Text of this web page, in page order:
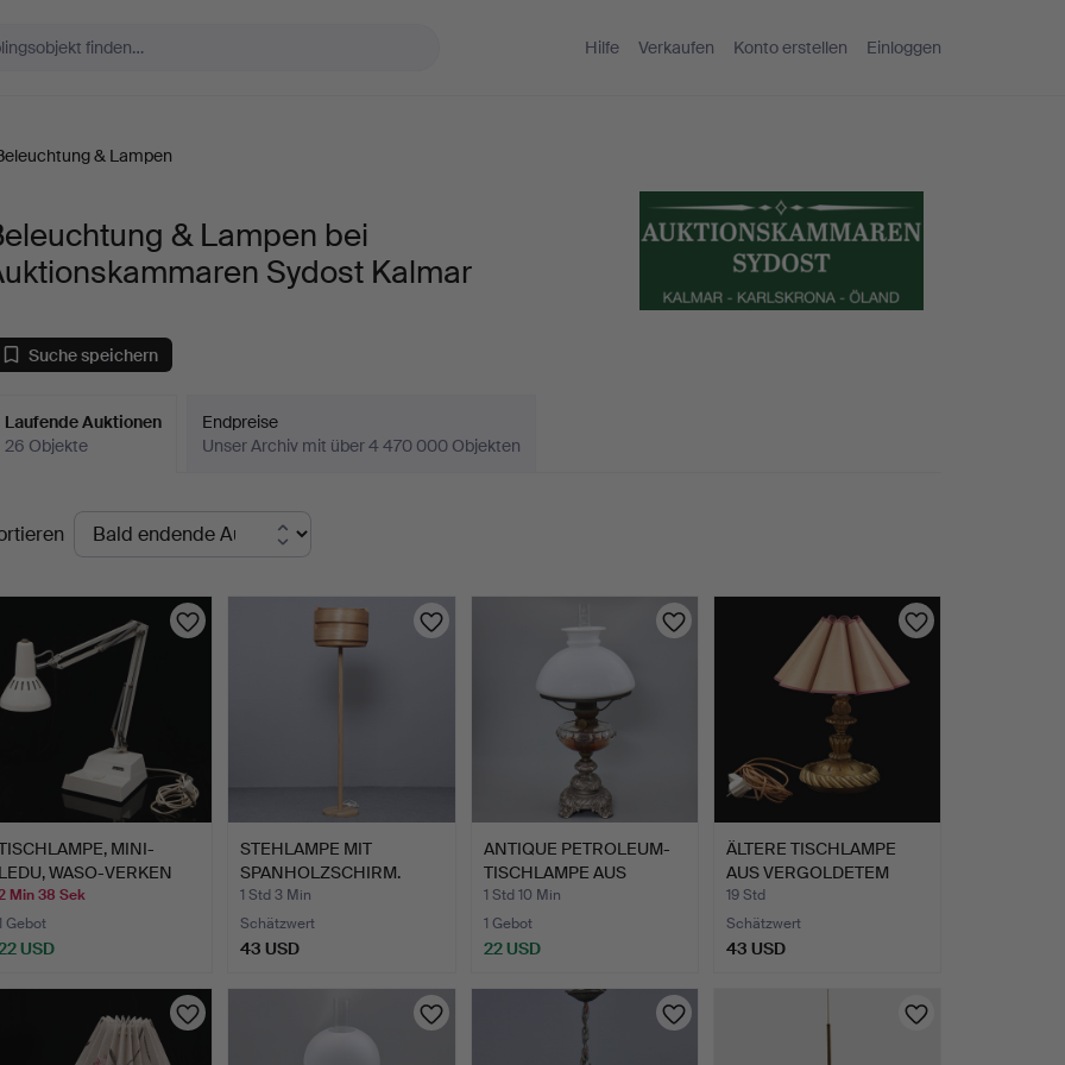
Hilfe Verkaufen Konto erstellen Einloggen
& Lampen
& Lampen bei
Sydost Kalmar
Suche speichern
Laufende Auktionen
26 Objekte
Endpreise
Unser Archiv mit über 4 470 000 Objekten
Laufende
MINI-
LEDU, WASO-VERKEN
BOH…
Min 38 Sek
Gebot
USD
STEHLAMPE MIT
SPANHOLZSCHIRM.
1 Std 3 Min
Schätzwert
43 USD
ANTIQUE PETROLEUM-
TISCHLAMPE AUS
PATINIERT…
1 Std 10 Min
1 Gebot
22 USD
ÄLTERE TISCHLAMPE
AUS VERGOLDETEM
HOLZ, RO…
19 Std
Schätzwert
43 USD